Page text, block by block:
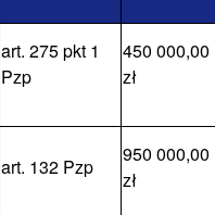
art. 275 pkt 1
Pzp
450 000,00
zł
art. 132 Pzp
950 000,00
zł